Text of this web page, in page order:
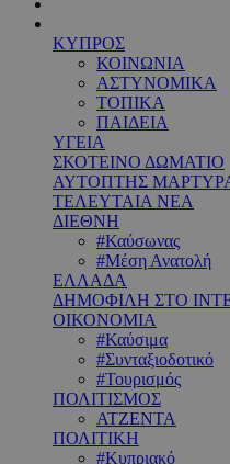
ΚΥΠΡΟΣ
ΚΟΙΝΩΝΙΑ
ΑΣΤΥΝΟΜΙΚΑ
ΤΟΠΙΚΑ
ΠΑΙΔΕΙΑ
ΥΓΕΙΑ
ΣΚΟΤΕΙΝΟ ΔΩΜΑΤΙΟ
ΑΥΤΟΠΤΗΣ
ΤΕΛΕΥΤΑΙΑ ΝΕΑ
ΔΙΕΘΝΗ
#Καύσωνας
#Μέση Ανατολή
ΕΛΛΑΔΑ
ΔΗΜΟΦΙΛΗ ΣΤΟ
ΟΙΚΟΝΟΜΙΑ
#Καύσιμα
#Συνταξιοδοτικό
#Τουρισμός
ΠΟΛΙΤΙΣΜΟΣ
ΑΤΖΕΝΤΑ
ΠΟΛΙΤΙΚΗ
#Κυπριακό